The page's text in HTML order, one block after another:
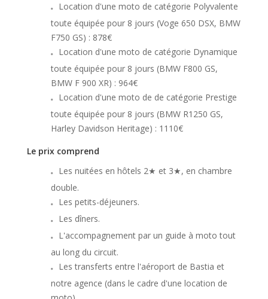
Location d'une moto de catégorie Polyvalente
toute équipée pour 8 jours (Voge 650 DSX, BMW
F750 GS) : 878€
Location d'une moto de catégorie Dynamique
toute équipée pour 8 jours (BMW F800 GS,
BMW F 900 XR) : 964€
Location d'une moto de de catégorie Prestige
toute équipée pour 8 jours (BMW R1250 GS,
Harley Davidson Heritage) : 1110€
Le prix comprend
Les nuitées en hôtels 2★ et 3★, en chambre
double.
Les petits-déjeuners.
Les dîners.
L'accompagnement par un guide à moto tout
au long du circuit.
Les transferts entre l'aéroport de Bastia et
notre agence (dans le cadre d'une location de